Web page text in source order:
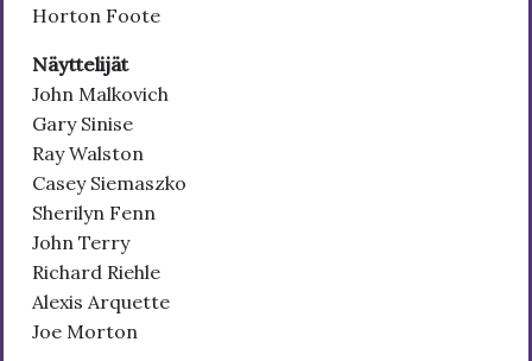
Horton Foote
Näyttelijät
John Malkovich
Gary Sinise
Ray Walston
Casey Siemaszko
Sherilyn Fenn
John Terry
Richard Riehle
Alexis Arquette
Joe Morton